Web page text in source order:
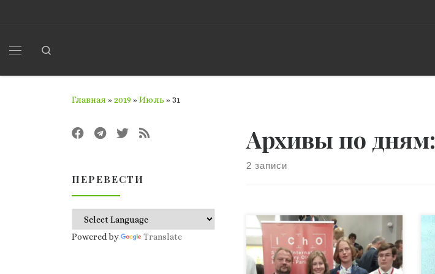
Главная »2019 »Июль »31
Архивы по дням:
2 записи
Юные участники украинской
команды на Международной
ученической олимпиаде по
ПЕРЕВЕСТИ
Powered by Translate